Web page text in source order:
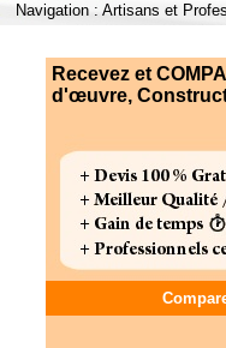
Navigation : Artisans et
Recevez et
d'œuvre,